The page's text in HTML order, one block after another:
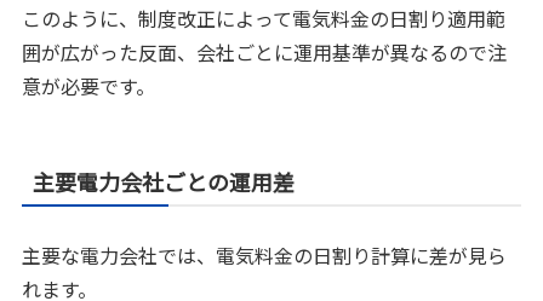
このように、制度改正によって電気料金の日割り適用範
囲が広がった反面、会社ごとに運用基準が異なるので注
意が必要です。
主要電力会社ごとの運用差
主要な電力会社では、電気料金の日割り計算に差が見ら
れます。